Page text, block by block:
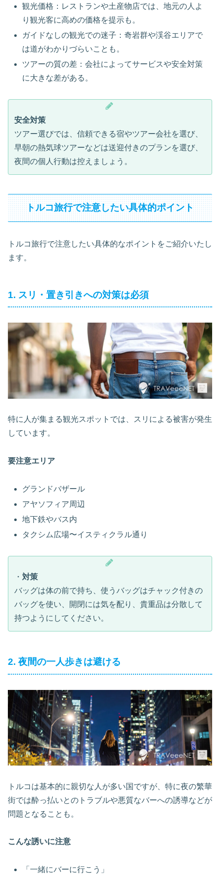
観光価格：レストランや土産物店では、地元の人よ
り観光客に高めの価格を提示も。
ガイドなしの観光での迷子：奇岩群や渓谷エリアで
は道がわかりづらいことも。
ツアーの質の差：会社によってサービスや安全対策
に大きな差がある。
安全対策
ツアー選びでは、信頼できる宿やツアー会社を選び、
早朝の熱気球ツアーなどは送迎付きのプランを選び、
夜間の個人行動は控えましょう。
トルコ旅行で注意したい具体的ポイント
トルコ旅行で注意したい具体的なポイントをご紹介いたし
ます。
1. スリ・置き引きへの対策は必須
特に人が集まる観光スポットでは、スリによる被害が発生
しています。
要注意エリア
グランドバザール
アヤソフィア周辺
地下鉄やバス内
タクシム広場〜イスティクラル通り
・ 対策
バッグは体の前で持ち、使うバッグはチャック付きの
バッグを使い、開閉には気を配り、貴重品は分散して
持つようにしてください。
2. 夜間の一人歩きは避ける
トルコは基本的に親切な人が多い国ですが、特に夜の繁華
街では酔っ払いとのトラブルや悪質なバーへの誘導などが
問題となることも。
こんな誘いに注意
「一緒にバーに行こう」